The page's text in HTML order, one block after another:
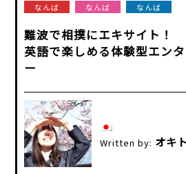
なんば
なんば なんば
難波で相撲にエキサイト！
英語で楽しめる体験型エン
ー
Written by: オキ